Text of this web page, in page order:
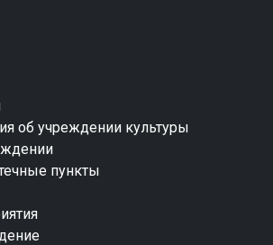
об учреждении культуры
пункты